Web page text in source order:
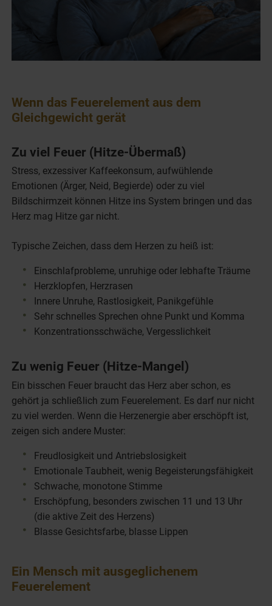
Wenn das Feuerelement aus dem
Gleichgewicht gerät
Zu viel Feuer (Hitze-Übermaß)
Stress, exzessiver Kaffeekonsum, aufwühlende
Emotionen (Ärger, Neid, Begierde) oder zu viel
Bildschirmzeit können Hitze ins System bringen und das
Herz mag Hitze gar nicht.
Typische Zeichen, dass dem Herzen zu heiß ist:
Einschlafprobleme, unruhige oder lebhafte Träume
Herzklopfen, Herzrasen
Innere Unruhe, Rastlosigkeit, Panikgefühle
Sehr schnelles Sprechen ohne Punkt und Komma
Konzentrationsschwäche, Vergesslichkeit
Zu wenig Feuer (Hitze-Mangel)
Ein bisschen Feuer braucht das Herz aber schon, es
gehört ja schließlich zum Feuerelement. Es darf nur nicht
zu viel werden. Wenn die Herzenergie aber erschöpft ist,
zeigen sich andere Muster:
Freudlosigkeit und Antriebslosigkeit
Emotionale Taubheit, wenig Begeisterungsfähigkeit
Schwache, monotone Stimme
Erschöpfung, besonders zwischen 11 und 13 Uhr
(die aktive Zeit des Herzens)
Blasse Gesichtsfarbe, blasse Lippen
Ein Mensch mit ausgeglichenem
Feuerelement